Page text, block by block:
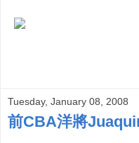
Tuesday, January 08, 2008
前CBA洋將